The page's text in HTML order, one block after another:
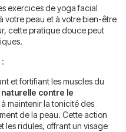
exercices de yoga facial
votre peau et à votre bien-être
cette pratique douce peut
et fortifiant les muscles du
contre le
maintenir la tonicité des
de la peau. Cette action
les ridules, offrant un visage